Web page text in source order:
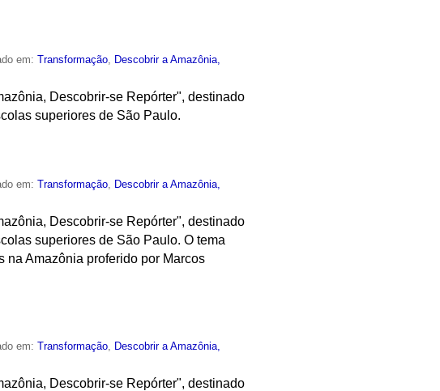
em:Transformação, Descobrir a Amazônia,
Descobrir-se Repórter", destinado
superiores de São Paulo.
em:Transformação
Descobrir a Amazônia,
Descobrir-se Repórter", destinado
superiores de São Paulo. O tema
Amazônia proferido por Marcos
em:Transformação Descobrir a Amazônia,
Descobrir-se Repórter", destinado